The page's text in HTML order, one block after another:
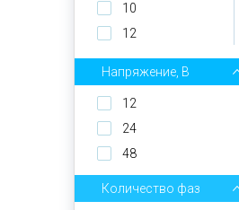
10
12
15
17
20
25
30
Напряжение, В
12
24
48
Количество фаз